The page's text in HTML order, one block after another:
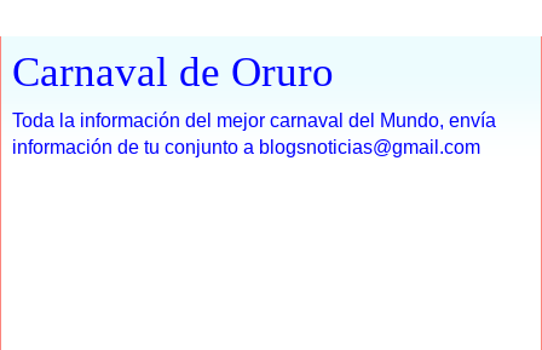
Carnaval de Oruro
Toda la información del mejor carnaval del Mundo, envía
información de tu conjunto a blogsnoticias@gmail.com